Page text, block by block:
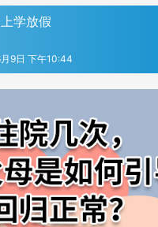
学放假
9日 下午10:44